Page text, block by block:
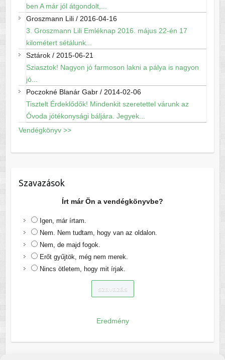
ben A már jól átgondolt,...
Groszmann Lili/ 2016-04-16
3. Groszmann Lili Emléknap 2016. május 22-én 17
kilométert sétálunk...
Sztárok/ 2015-06-21
Sziasztok! Nagyon jó farmoson lakni a pálya is nagyon
jó...
Poczokné Blanár Gabr/ 2014-02-06
Tisztelt Érdeklődők! Mindenkit szeretettel várunk az
Óvoda jótékonysági báljára. Jegyek...
Vendégkönyv >>
Szavazások
Írt már Ön a vendégkönyvbe?
Igen, már írtam.
Nem. Nem tudtam, hogy van az oldalon.
Nem, de majd fogok.
Erőt gyűjtök, még nem merek.
Nincs ötletem, hogy mit írjak.
Eredmény